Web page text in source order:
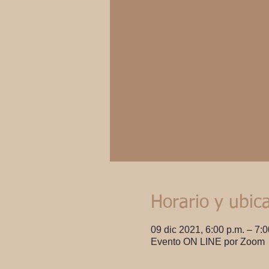
Horario y
09 dic 2021, 6:00 p.m. –
Evento ON LINE por Zoom